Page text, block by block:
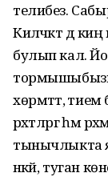
телибез.
Киләчәктә дә
булып кал.
хөрмәттә,
рәхәтләргә һәм
тынычлыкта
әнкәй, туган